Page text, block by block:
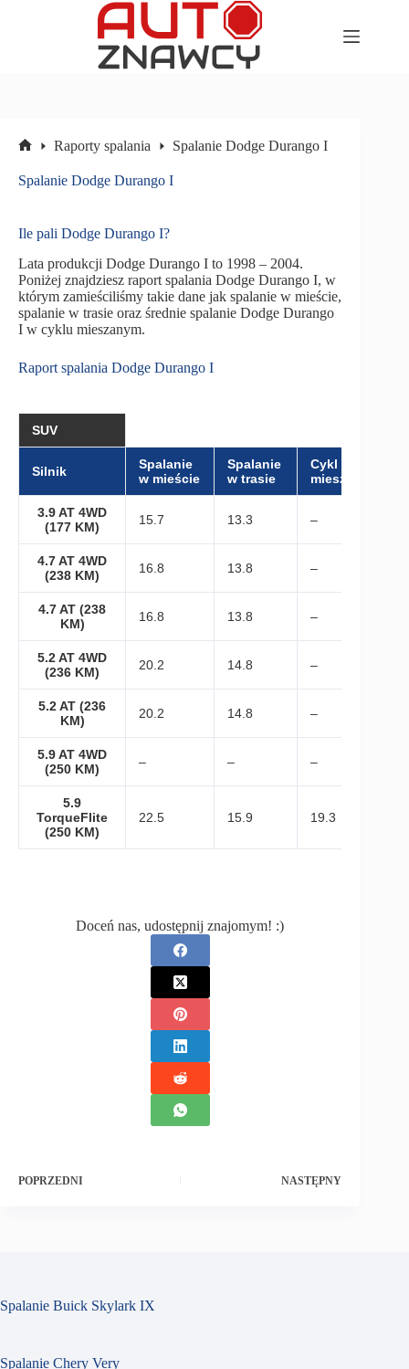
główna
Raporty spalania Spalanie Dodge Durango I
Spalanie Dodge Durango I
Ile pali Dodge Durango I?
Lata produkcji Dodge Durango I to 1998 – 2004.
Poniżej znajdziesz raport spalania Dodge Durango I, w
którym zamieściliśmy takie dane jak spalanie w mieście,
spalanie w trasie oraz średnie spalanie Dodge Durango
I w cyklu mieszanym.
Raport spalania Dodge Durango I
SUV
Silnik
Spalanie
w mieście
Spalanie
w trasie
Cykl
mieszany
3.9 AT 4WD
(177 KM)
15.7 13.3 –
4.7 AT 4WD
(238 KM)
16.8 13.8 –
4.7 AT (238
KM)
16.8 13.8 –
5.2 AT 4WD
(236 KM)
20.2 14.8 –
5.2 AT (236
KM)
20.2 14.8 –
5.9 AT 4WD
(250 KM)
– – –
5.9
TorqueFlite
(250 KM)
22.5 15.9 19.3
Doceń nas, udostępnij znajomym! :)
POPRZEDNI NASTĘPNY
Spalanie Buick Skylark IX
Spalanie Chery Very